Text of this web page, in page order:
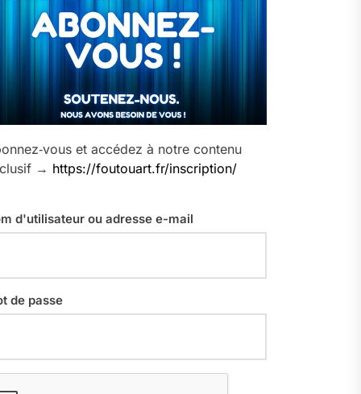
et accédez à notre contenu
→ https://foutouart.fr/inscription/
d'utilisateur ou adresse e-mail
de passe